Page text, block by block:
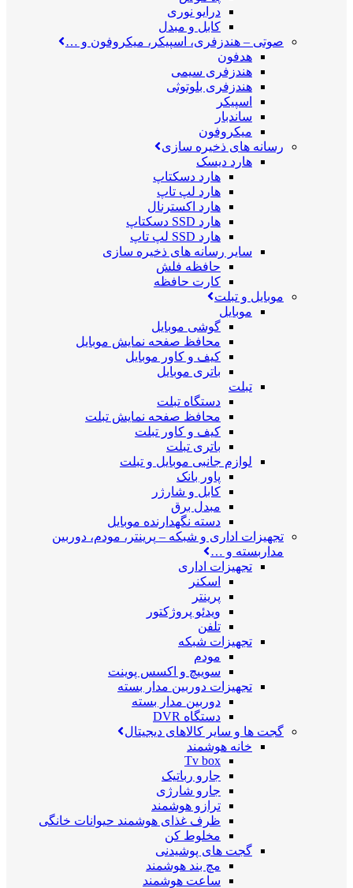
درایو نوری
کابل و مبدل
صوتی – هندزفری، اسپیکر، میکروفون و …
هدفون
هندزفری سیمی
هندزفری بلوتوثی
اسپیکر
ساندبار
میکروفون
رسانه های ذخیره سازی
هارد دیسک
هارد دسکتاپ
هارد لپ تاپ
هارد اکسترنال
هارد SSD دسکتاپ
هارد SSD لپ تاپ
سایر رسانه های ذخیره سازی
حافظه فلش
کارت حافظه
موبایل و تبلت
موبایل
گوشی موبایل
محافظ صفحه نمایش موبایل
کیف و کاور موبایل
باتری موبایل
تبلت
دستگاه تبلت
محافظ صفحه نمایش تبلت
کیف و کاور تبلت
باتری تبلت
لوازم جانبی موبایل و تبلت
پاور بانک
کابل و شارژر
مبدل برق
دسته نگهدارنده موبایل
تجهیزات اداری و شبکه – پرینتر، مودم، دوربین
مداربسته و …
تجهیزات اداری
اسکنر
پرینتر
ویدئو پروژکتور
تلفن
تجهیزات شبکه
مودم
سوییچ و اکسس پوینت
تجهیزات دوربین مدار بسته
دوربین مدار بسته
دستگاه DVR
گجت ها و سایر کالاهای دیجیتال
خانه هوشمند
Tv box
جارو رباتیک
جارو شارژی
ترازو هوشمند
ظرف غذای هوشمند حیوانات خانگی
مخلوط کن
گجت های پوشیدنی
مچ بند هوشمند
ساعت هوشمند